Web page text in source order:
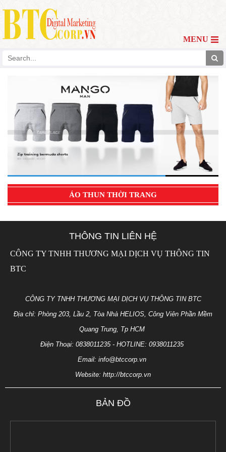
MENU
ÁO THUN THỜI TRANG
THÔNG TIN LIÊN HỆ
CÔNG TY TNHH THƯƠNG MẠI DỊCH VỤ THÔNG TIN
BTC
CÔNG TY TNHH THƯƠNG MẠI DỊCH VỤ THÔNG TIN BTC
Địa chỉ: Phòng 203, Lầu 2, Tòa Nhà HELIOS, Công Viên Phần Mềm
Quang Trung, Tp HCM
Điện Thoại: 0838011235 - HOTLINE: 0938011235
Email: info@btccorp.vn
Website: http://btccorp.vn
BẢN ĐỒ